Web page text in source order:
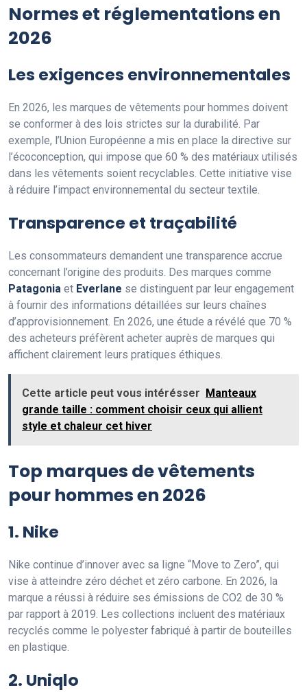
Normes et réglementations en
2026
Les exigences environnementales
En 2026, les marques de vêtements pour hommes doivent
se conformer à des lois strictes sur la durabilité. Par
exemple, l’Union Européenne a mis en place la directive sur
l’écoconception, qui impose que 60 % des matériaux utilisés
dans les vêtements soient recyclables. Cette initiative vise
à réduire l’impact environnemental du secteur textile.
Transparence et traçabilité
Les consommateurs demandent une transparence accrue
concernant l’origine des produits. Des marques comme
Patagonia et Everlane se distinguent par leur engagement
à fournir des informations détaillées sur leurs chaînes
d’approvisionnement. En 2026, une étude a révélé que 70 %
des acheteurs préfèrent acheter auprès de marques qui
affichent clairement leurs pratiques éthiques.
Cette article peut vous intérésser Manteaux
grande taille : comment choisir ceux qui allient
style et chaleur cet hiver
Top marques de vêtements
pour hommes en 2026
1. Nike
Nike continue d’innover avec sa ligne “Move to Zero”, qui
vise à atteindre zéro déchet et zéro carbone. En 2026, la
marque a réussi à réduire ses émissions de CO2 de 30 %
par rapport à 2019. Les collections incluent des matériaux
recyclés comme le polyester fabriqué à partir de bouteilles
en plastique.
2. Uniqlo